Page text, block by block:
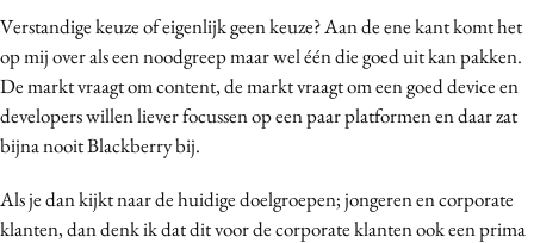
Verstandige keuze of eigenlijk geen keuze? Aan de ene kant komt het
op mij over als een noodgreep maar wel één die goed uit kan pakken.
De markt vraagt om content, de markt vraagt om een goed device en
developers willen liever focussen op een paar platformen en daar zat
bijna nooit Blackberry bij.
Als je dan kijkt naar de huidige doelgroepen; jongeren en corporate
klanten, dan denk ik dat dit voor de corporate klanten ook een prima